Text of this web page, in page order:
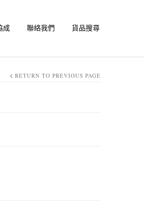
成 聯絡我們 貨品搜尋
RETURN TO PREVIOUS PAGE